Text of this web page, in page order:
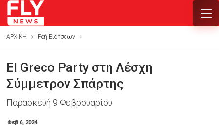
ΑΡΧΙΚΗ Ροή Ειδήσεων
El Greco Party στη Λέσχη
Σύμμετρον Σπάρτης
Παρασκευή 9 Φεβρουαρίου
Φεβ 6, 2024